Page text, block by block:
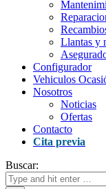
Llantas y
Configurador
Vehiculos
Nosotros
Noticias
Ofertas
Contacto
Cita previa
Buscar: